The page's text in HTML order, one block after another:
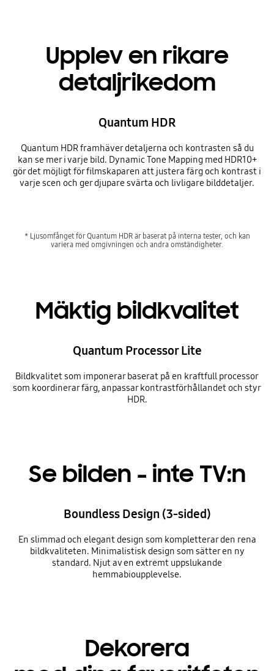
Upplev en rikare
detaljrikedom
Quantum HDR
Quantum HDR framhäver detaljerna och kontrasten så du
kan se mer i varje bild. Dynamic Tone Mapping med HDR10+
gör det möjligt för filmskaparen att justera färg och kontrast i
varje scen och ger djupare svärta och livligare bilddetaljer.
* Ljusomfånget för Quantum HDR är baserat på interna tester, och kan
variera med omgivningen och andra omständigheter.
Mäktig bildkvalitet
Quantum Processor Lite
Bildkvalitet som imponerar baserat på en kraftfull processor
som koordinerar färg, anpassar kontrastförhållandet och styr
HDR.
Se bilden - inte TV:n
Boundless Design (3-sided)
En slimmad och elegant design som kompletterar den rena
bildkvaliteten. Minimalistisk design som sätter en ny
standard. Njut av en extremt uppslukande
hemmabioupplevelse.
Dekorera